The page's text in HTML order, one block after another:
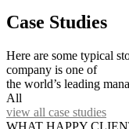
Case Studies
Here are some typical
company is one of
the world’s leading
All
view all case studies
WHAT HAPPY